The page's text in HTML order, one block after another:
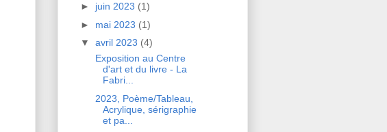
► juin 2023 (1)
► mai 2023 (1)
▼ avril 2023 (4)
Exposition au Centre
d'art et du livre - La
Fabri...
2023, Poème/Tableau,
Acrylique, sérigraphie
et pa...